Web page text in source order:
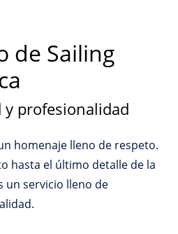
de Sailing
y profesionalidad
homenaje lleno de respeto.
hasta el último detalle de la
un servicio lleno de